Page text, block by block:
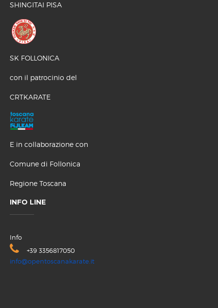
SHINGITAI PISA
SK FOLLONICA
con il patrocinio del
CRTKARATE
E in collaborazione con
Comune di Follonica
Regione Toscana
INFO LINE
Info
+39 3356817050
info@opentoscanakarate.it